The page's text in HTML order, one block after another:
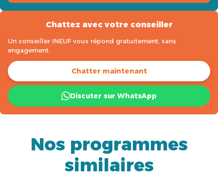
Chattez avec votre conseiller
Un conseiller INEUF vous répond gratuitement, sans
engagement.
Chatter maintenant
Discuter sur WhatsApp
Nos programmes
similaires